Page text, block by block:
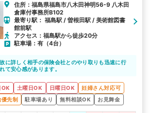
住所：福島県福島市八木田神明56-9 八木田
倉庫付事務所B102
最寄り駅： 福島駅 / 曽根田駅 / 美術館図書
館前駅
アクセス：福島駅から徒歩20分
駐車場：有（4台）
に詳しく相手の保険会社とのやり取りも迅速に行
て安心感があります。
OK 土曜日OK 日曜日OK
妊婦さん対応可
優先制 駐車場あり 無料相談OK お見舞金